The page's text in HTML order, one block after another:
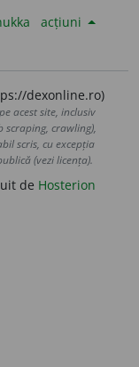
acțiuni
dexonline.ro)
acest site, inclusiv
scraping, crawling),
scris, cu excepția
(vezi licența).
de Hosterion